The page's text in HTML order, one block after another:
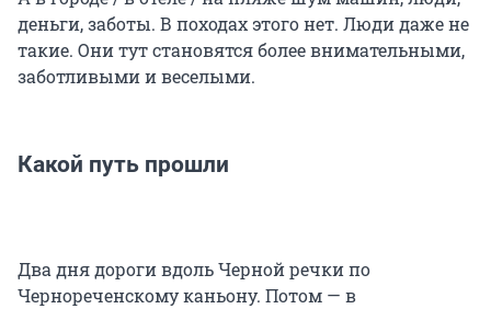
деньги, заботы. В походах этого нет. Люди даже не
такие. Они тут становятся более внимательными,
заботливыми и веселыми.
Какой путь прошли
Два дня дороги вдоль Черной речки по
Чернореченскому каньону. Потом — в